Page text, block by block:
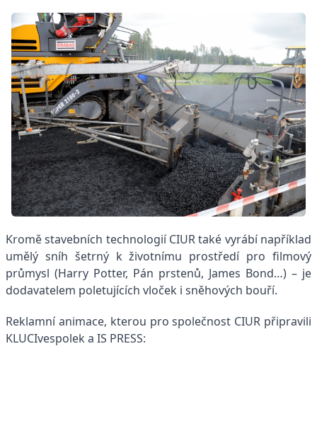
Kromě stavebních technologií CIUR také vyrábí například
umělý sníh šetrný k životnímu prostředí pro filmový
průmysl (Harry Potter, Pán prstenů, James Bond…) – je
dodavatelem poletujících vloček i sněhových bouří.
Reklamní animace, kterou pro společnost CIUR připravili
KLUCIvespolek a IS PRESS: